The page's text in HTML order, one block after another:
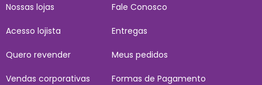
Nossas lojas
Acesso lojista
Quero revender
Vendas corporativas
Fale Conosco
Entregas
Meus pedidos
Formas de Pagamento